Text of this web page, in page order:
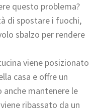
questo problema?
di spostare i fuochi,
sbalzo per rendere
viene posizionato
casa e offre un
anche mantenere le
ribassato da un